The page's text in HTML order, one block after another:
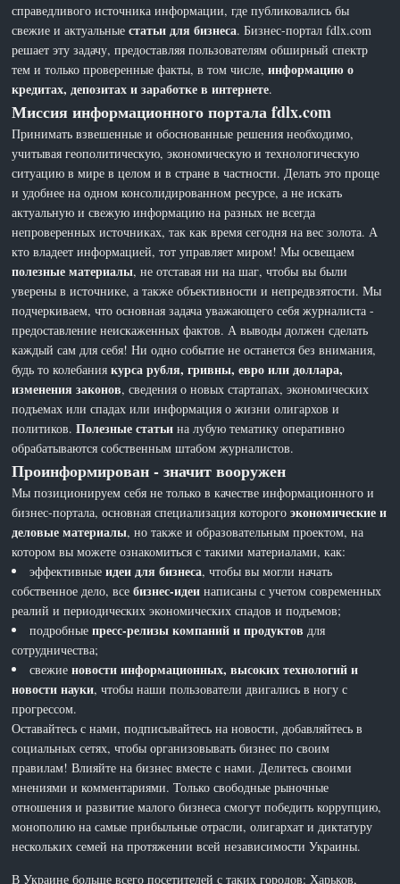
справедливого источника информации, где публиковались бы
свежие и актуальныестатьи для бизнеса. Бизнес-портал fdlx.com
решает эту задачу, предоставляя пользователям обширный спектр
тем и только проверенные факты, в том числе,информацию о
кредитах, депозитах и заработке в интернете.
Миссия информационного портала fdlx.com
Принимать взвешенные и обоснованные решения необходимо,
учитывая геополитическую, экономическую и технологическую
ситуацию в мире в целом и в стране в частности. Делать это проще
и удобнее на одном консолидированном ресурсе, а не искать
актуальную и свежую информацию на разных не всегда
непроверенных источниках, так как время сегодня на вес золота. А
кто владеет информацией, тот управляет миром! Мы освещаем
полезные материалы, не отставая ни на шаг, чтобы вы были
уверены в источнике, а также объективности и непредвзятости. Мы
подчеркиваем, что основная задача уважающего себя журналиста -
предоставление неискаженных фактов. А выводы должен сделать
каждый сам для себя! Ни одно событие не останется без внимания,
будь то колебаниякурса рубля, гривны, евро или доллара,
изменения законов, сведения о новых стартапах, экономических
подъемах или спадах или информация о жизни олигархов и
политиков.Полезные статьи на лубую тематику оперативно
обрабатываются собственным штабом журналистов.
Проинформирован - значит вооружен
Мы позиционируем себя не только в качестве информационного и
бизнес-портала, основная специализация которогоэкономические и
деловые материалы, но также и образовательным проектом, на
котором вы можете ознакомиться с такими материалами, как:
эффективныеидеи для бизнеса, чтобы вы могли начать
собственное дело, всебизнес-идеи написаны с учетом современных
реалий и периодических экономических спадов и подъемов;
подробныепресс-релизы компаний и продуктов для
сотрудничества;
свежиеновости информационных, высоких технологий и
новости науки, чтобы наши пользователи двигались в ногу с
прогрессом.
Оставайтесь с нами, подписывайтесь на новости, добавляйтесь в
социальных сетях, чтобы организовывать бизнес по своим
правилам! Влияйте на бизнес вместе с нами. Делитесь своими
мнениями и комментариями. Только свободные рыночные
отношения и развитие малого бизнеса смогут победить коррупцию,
монополию на самые прибыльные отрасли, олигархат и диктатуру
нескольких семей на протяжении всей независимости Украины.
В Украине больше всего посетителей с таких городов: Харьков,